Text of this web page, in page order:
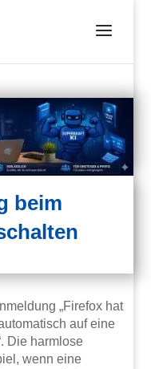
beim
„Firefox hat
auf eine
Die harmlose
wenn eine